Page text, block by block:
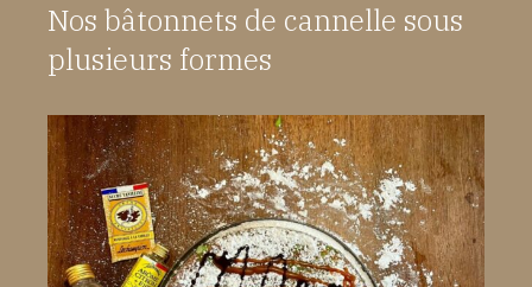
Nos bâtonnets de cannelle sous
plusieurs formes